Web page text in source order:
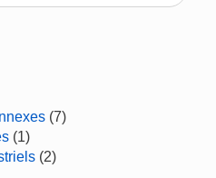
(7)
(1)
(2)